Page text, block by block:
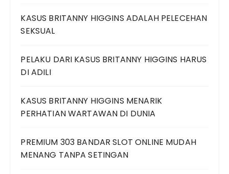
KASUS BRITANNY HIGGINS ADALAH PELECEHAN
SEKSUAL
PELAKU DARI KASUS BRITANNY HIGGINS HARUS
DI ADILI
KASUS BRITANNY HIGGINS MENARIK
PERHATIAN WARTAWAN DI DUNIA
PREMIUM 303 BANDAR SLOT ONLINE MUDAH
MENANG TANPA SETINGAN